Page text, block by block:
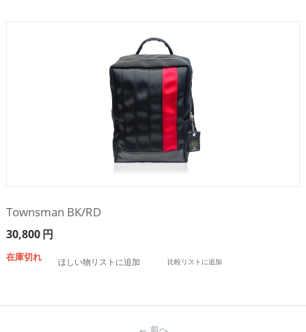
Townsman BK/RD
30,800円
在庫切れ ほしい物リストに追加 比較リストに追加
前へ